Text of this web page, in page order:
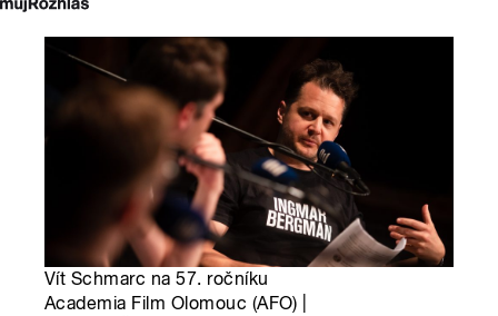
Vít Schmarc na 57. ročníku
Academia Film Olomouc (AFO) |